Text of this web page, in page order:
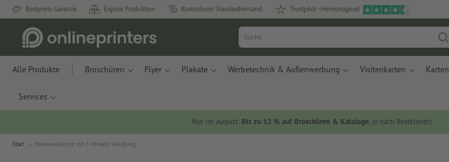
Bestpreis-Garantie Eigene Produktion Kostenloser Standardversand Trustpilot - Hervorragend
Alle Produkte Broschüren Flyer Plakate Werbetechnik & Außenwerbung Visitenkarten Karten
Services
Nur im August: Bis zu 12 % auf Broschüren & Kataloge, je nach Bestellwert.
Start Baumwolltasche mit 3 Henkeln Nordkoog